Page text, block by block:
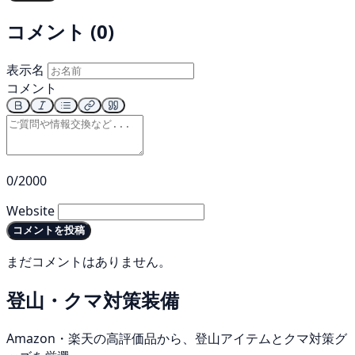
コメント (0)
表示名
コメント
0/2000
Website
コメントを投稿
まだコメントはありません。
登山・クマ対策装備
Amazon・楽天の高評価品から、登山アイテムとクマ対策グ